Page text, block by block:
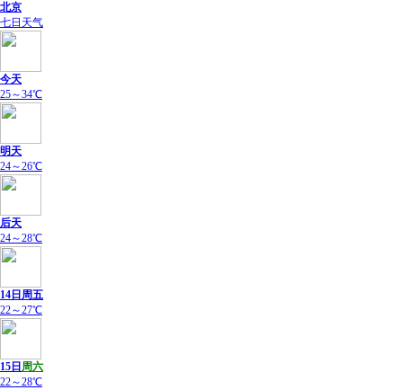
北京
七日天气
今天
25～34℃
明天
24～26℃
后天
24～28℃
14日周五
22～27℃
15日 周六
22～28℃